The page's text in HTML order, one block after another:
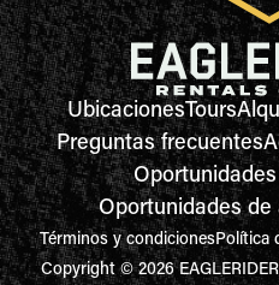
UbicacionesTours
Preguntas frecuentes
Oportunidades de
Términos y condicionesPolítica
Copyright © 2026